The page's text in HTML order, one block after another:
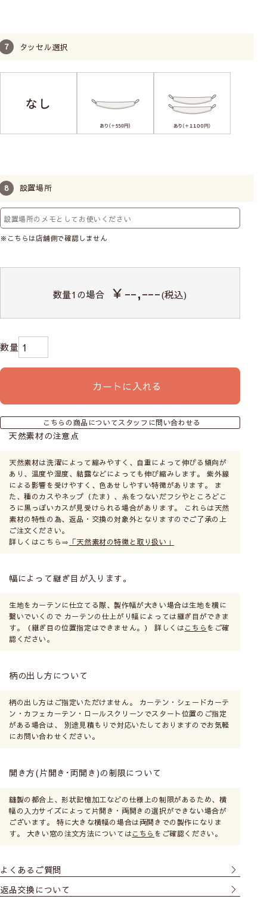
タッセル選択
設置場所
※こちらは店舗側で確認しません
数量1の場合 ￥--,---(税込)
カートに入れる
こちらの商品についてスタッフに問い合わせる
天然素材の注意点
天然素材は洗濯によって縮みやすく、自重によって伸びる傾向が
あり、温度や湿度、結露などによっても伸び縮みします。 紫外線
による影響を受けやすく、色あせしやすい特徴があります。 ま
た、種のカスやネップ（たま）、糸をつないだフシやところどこ
ろに黒っぽいカスが見受けられる場合があります。 これらは天然
素材の特性の為、返品・交換の対象外となりますのでご了承の上
ご注文ください。
詳しくはこちら⇒ 「天然素材の特徴と取り扱い」
幅によって継ぎ目が入ります。
生地をカーテンに仕立てる際、製作幅が大きい場合は生地を横に
繋いでいくので カーテンの仕上がり幅によっては継ぎ目ができま
す。（継ぎ目の位置指定はできません。） 詳しくはこちら をご確
認ください。
柄の出し方について
柄の出し方はご指定いただけません。 カーテン・シェードカーテ
ン・カフェカーテン・ロールスクリーンでスタート位置のご指定
がある場合は、 別途見積もりで対応いたしておりますのでお気軽
にお問い合わせください。
開き方(片開き･両開き)の制限について
縫製の都合上、形状記憶加工などの仕様上の制限があるため、横
幅の入力サイズによって片開き・両開きの選択ができない場合が
ございます。 特に大きな横幅の場合は両開きでの製作になりま
す。 大きい窓の注文方法についてはこちら をご確認ください。
よくあるご質問
返品交換について